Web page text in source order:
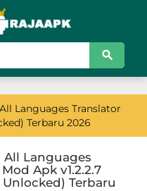
Languages Translator
Terbaru 2026
Languages
Apk v1.2.2.7
Terbaru